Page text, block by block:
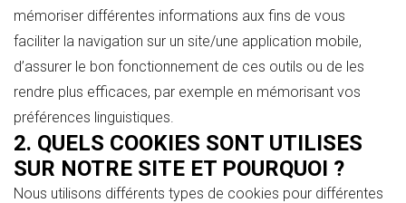
mémoriser différentes informations aux fins de vous
faciliter la navigation sur un site/une application mobile,
d’assurer le bon fonctionnement de ces outils ou de les
rendre plus efficaces, par exemple en mémorisant vos
préférences linguistiques.
2. QUELS COOKIES SONT UTILISES
SUR NOTRE SITE ET POURQUOI ?
Nous utilisons différents types de cookies pour différentes